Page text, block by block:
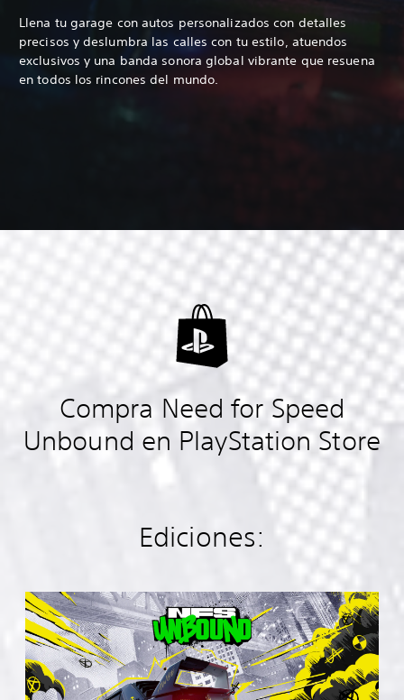
Llena tu garage con autos personalizados con detalles
precisos y deslumbra las calles con tu estilo, atuendos
exclusivos y una banda sonora global vibrante que resuena
en todos los rincones del mundo.
Compra Need for Speed
Unbound en PlayStation Store
Ediciones:
S
t
a
n
d
a